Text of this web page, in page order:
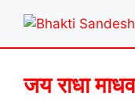
content
जय राधा